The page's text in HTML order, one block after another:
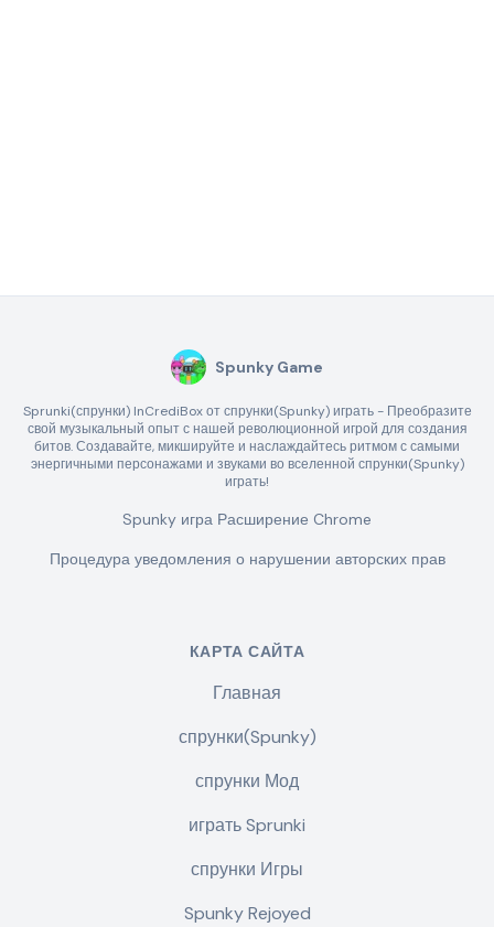
Spunky Game
Sprunki(спрунки) InCrediBox от спрунки(Spunky) играть - Преобразите
свой музыкальный опыт с нашей революционной игрой для создания
битов. Создавайте, микшируйте и наслаждайтесь ритмом с самыми
энергичными персонажами и звуками во вселенной спрунки(Spunky)
играть!
Spunky игра Расширение Chrome
Процедура уведомления о нарушении авторских прав
КАРТА САЙТА
Главная
спрунки(Spunky)
спрунки Мод
играть Sprunki
спрунки Игры
Spunky Rejoyed